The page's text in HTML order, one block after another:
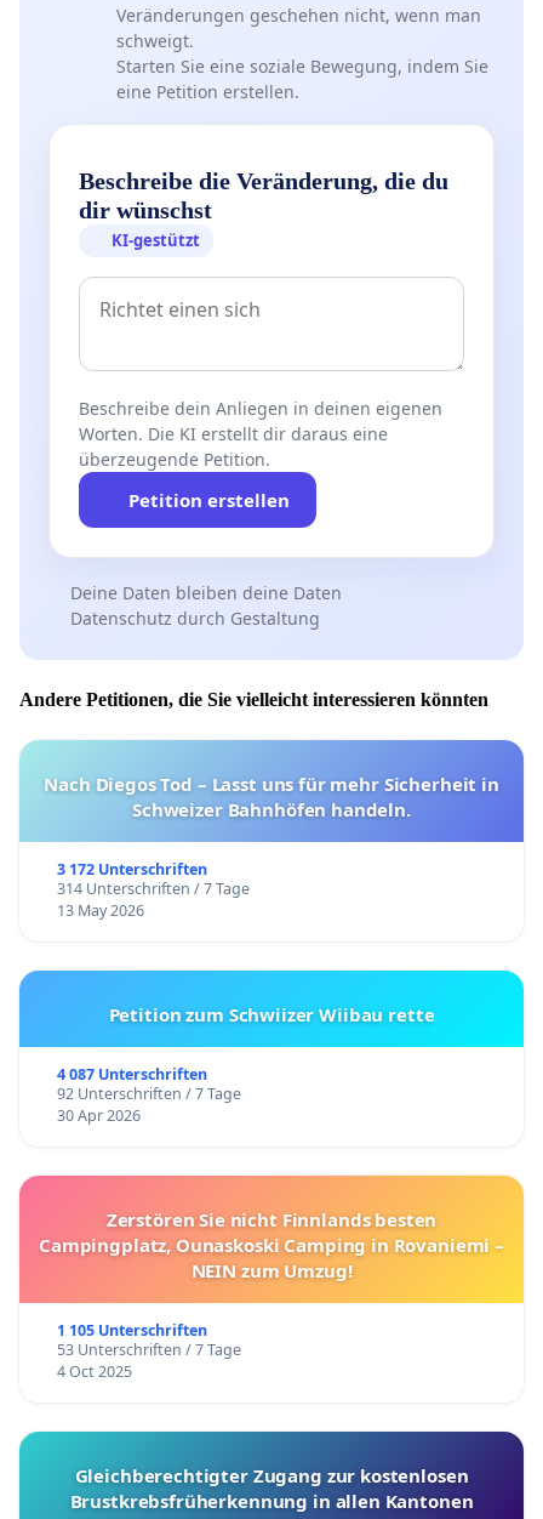
Veränderungen geschehen nicht, wenn man
schweigt.
Starten Sie eine soziale Bewegung, indem Sie
eine Petition erstellen.
Beschreibe die Veränderung, die du
dir wünschst
KI-gestützt
Beschreibe dein Anliegen in deinen eigenen
Worten. Die KI erstellt dir daraus eine
überzeugende Petition.
Petition erstellen
Deine Daten bleiben deine Daten
Datenschutz durch Gestaltung
Andere Petitionen, die Sie vielleicht interessieren könnten
Nach Diegos Tod – Lasst uns für mehr Sicherheit in
Schweizer Bahnhöfen handeln.
3 172 Unterschriften
314 Unterschriften / 7 Tage
13 May 2026
Petition zum Schwiizer Wiibau rette
4 087 Unterschriften
92 Unterschriften / 7 Tage
30 Apr 2026
Zerstören Sie nicht Finnlands besten
Campingplatz, Ounaskoski Camping in Rovaniemi –
NEIN zum Umzug!
1 105 Unterschriften
53 Unterschriften / 7 Tage
4 Oct 2025
Gleichberechtigter Zugang zur kostenlosen
Brustkrebsfrüherkennung in allen Kantonen